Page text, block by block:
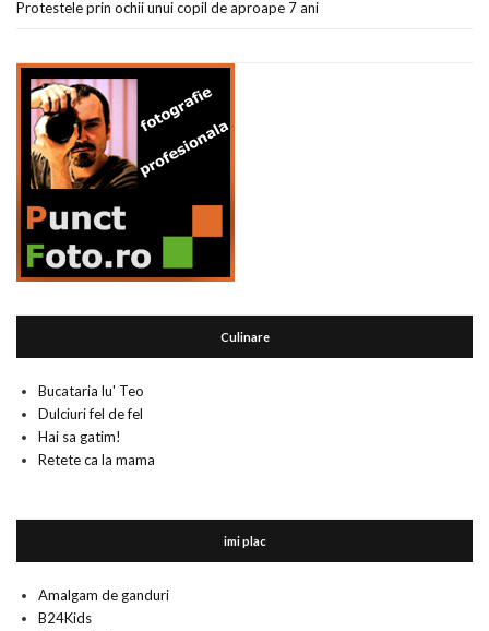
Protestele prin ochii unui copil de aproape 7 ani
Culinare
Bucataria lu' Teo
Dulciuri fel de fel
Hai sa gatim!
Retete ca la mama
imi plac
Amalgam de ganduri
B24Kids